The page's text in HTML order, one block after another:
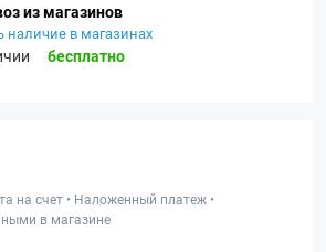
из магазинов
наличие в магазинах
бесплатно
на счет • Наложенный платеж •
в магазине